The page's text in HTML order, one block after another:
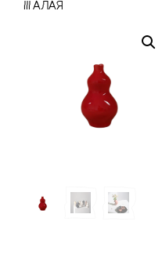
III АЛАЯ